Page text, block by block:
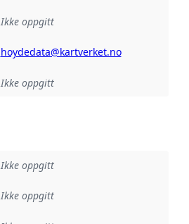
Ikke oppgitt
hoydedata@kartverket.no
Ikke oppgitt
Ikke oppgitt
:
Ikke oppgitt